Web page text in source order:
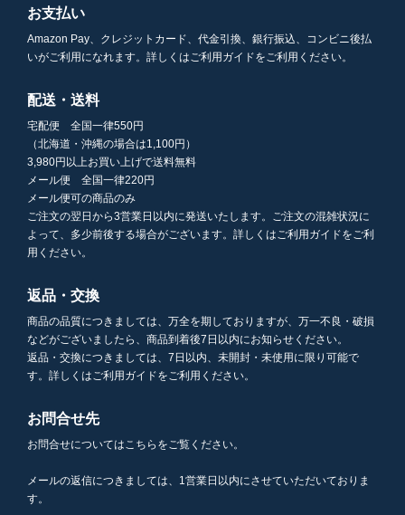
お支払い
Amazon Pay、クレジットカード、代金引換、銀行振込、コンビニ後払
いがご利用になれます。詳しくはご利用ガイドをご利用ください。
配送・送料
宅配便 全国一律550円
（北海道・沖縄の場合は1,100円）
3,980円以上お買い上げで送料無料
メール便 全国一律220円
メール便可の商品のみ
ご注文の翌日から3営業日以内に発送いたします。ご注文の混雑状況に
よって、多少前後する場合がございます。詳しくはご利用ガイドをご利
用ください。
返品・交換
商品の品質につきましては、万全を期しておりますが、万一不良・破損
などがございましたら、商品到着後7日以内にお知らせください。
返品・交換につきましては、7日以内、未開封・未使用に限り可能で
す。詳しくはご利用ガイドをご利用ください。
お問合せ先
お問合せについてはこちらをご覧ください。
メールの返信につきましては、1営業日以内にさせていただいておりま
す。